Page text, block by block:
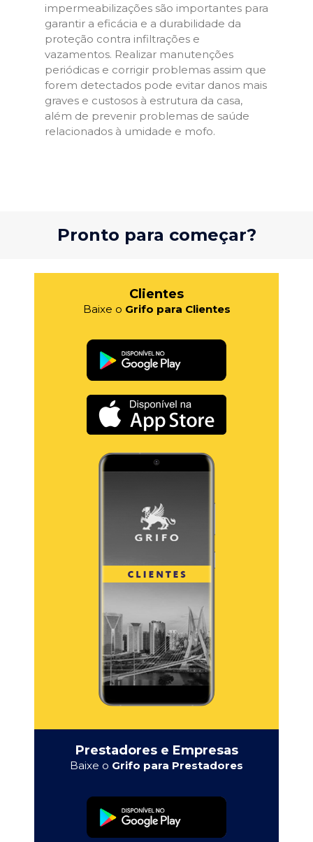
impermeabilizações são importantes para
garantir a eficácia e a durabilidade da
proteção contra infiltrações e
vazamentos. Realizar manutenções
periódicas e corrigir problemas assim que
forem detectados pode evitar danos mais
graves e custosos à estrutura da casa,
além de prevenir problemas de saúde
relacionados à umidade e mofo.
Pronto para começar?
Clientes
Baixe o Grifo para Clientes
Prestadores e Empresas
Baixe o Grifo para Prestadores